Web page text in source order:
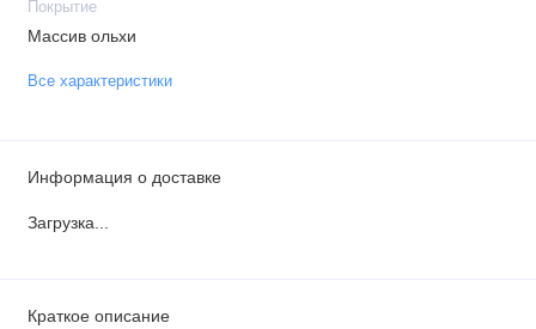
Покрытие
Массив ольхи
Все характеристики
Информация о доставке
Загрузка...
Краткое описание